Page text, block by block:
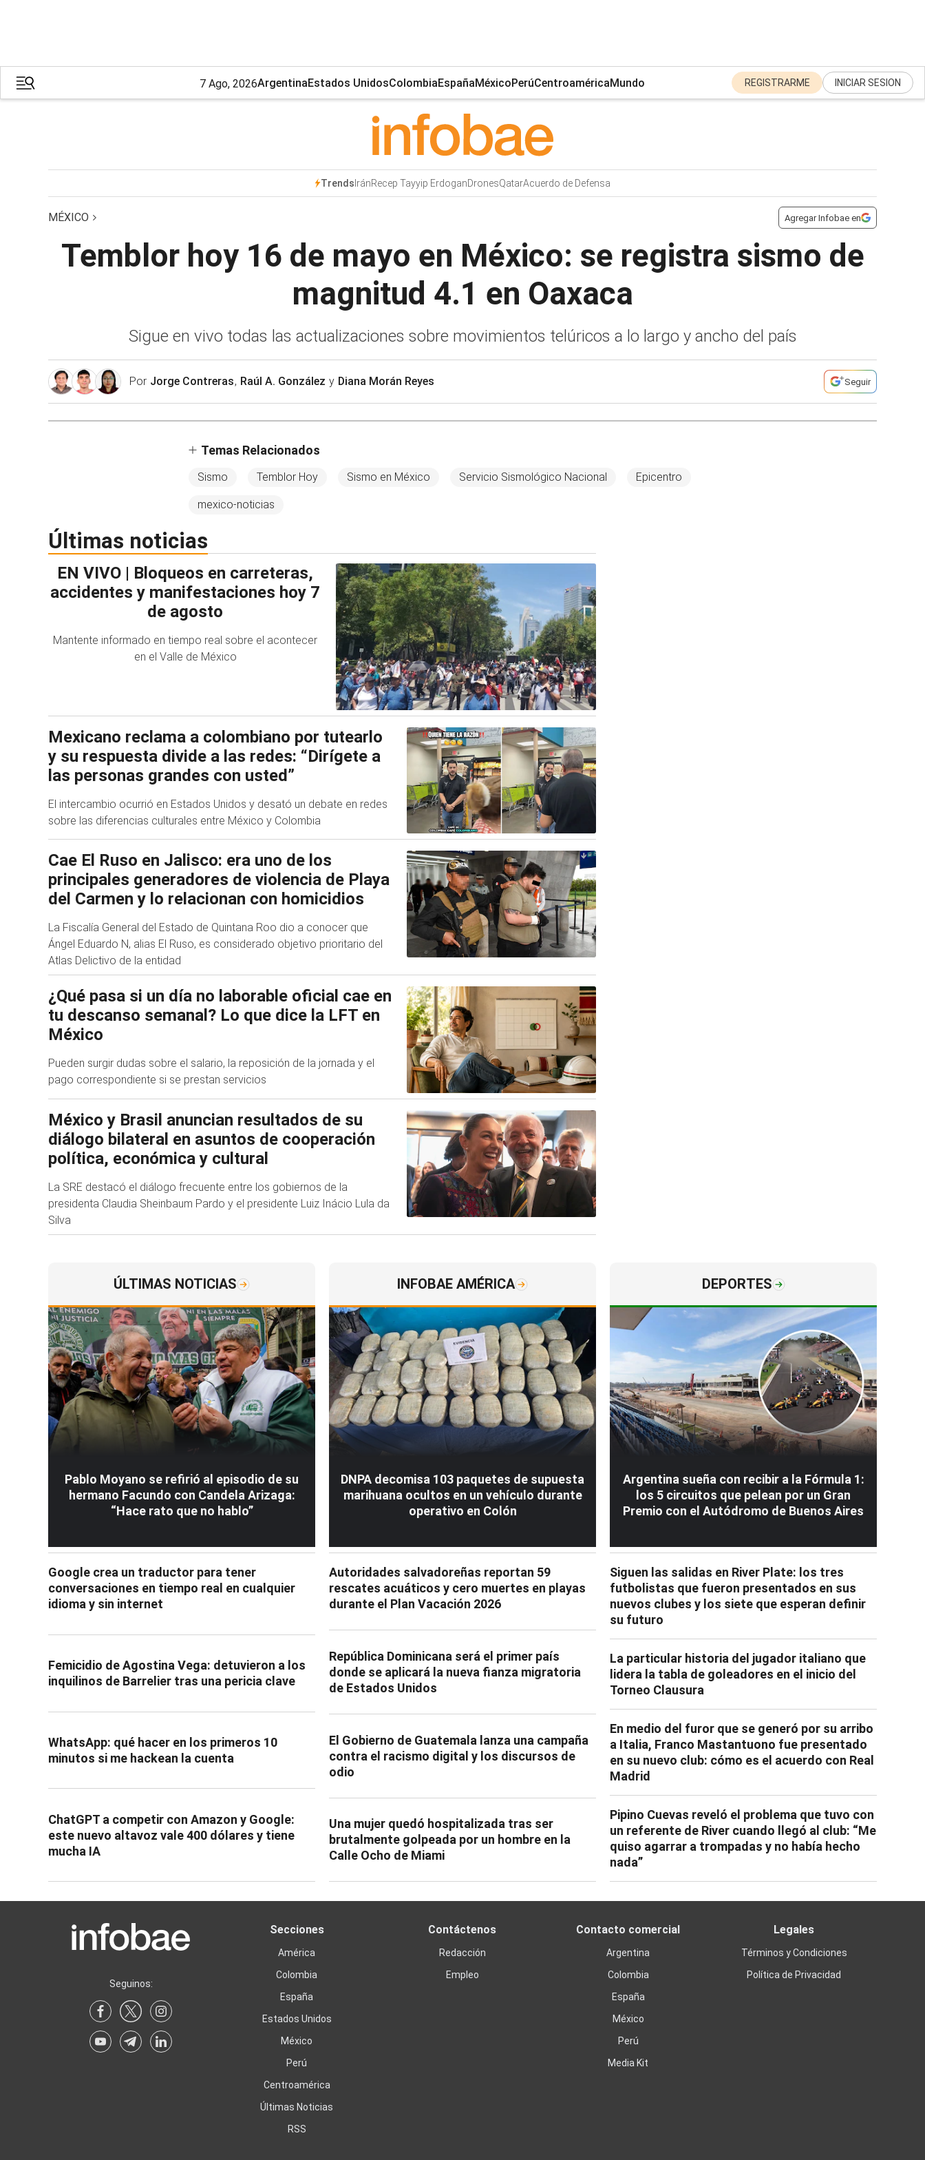
7 Ago, 2026ArgentinaEstados UnidosColombiaEspañaMéxicoPerúCentroaméricaMundo REGISTRARME INICIAR SESION
TrendsIránRecep Tayyip ErdoganDronesQatarAcuerdo de Defensa
MÉXICO Agregar Infobae en
Temblor hoy 16 de mayo en México: se registra sismo de
magnitud 4.1 en Oaxaca
Sigue en vivo todas las actualizaciones sobre movimientos telúricos a lo largo y ancho del país
Por Jorge Contreras, Raúl A. González y Diana Morán Reyes Seguir
Temas Relacionados
Sismo Temblor Hoy Sismo en México Servicio Sismológico Nacional Epicentro
mexico-noticias
Últimas noticias
EN VIVO | Bloqueos en carreteras,
accidentes y manifestaciones hoy 7
de agosto
Mantente informado en tiempo real sobre el acontecer
en el Valle de México
Mexicano reclama a colombiano por tutearlo
y su respuesta divide a las redes: “Dirígete a
las personas grandes con usted”
El intercambio ocurrió en Estados Unidos y desató un debate en redes
sobre las diferencias culturales entre México y Colombia
Cae El Ruso en Jalisco: era uno de los
principales generadores de violencia de Playa
del Carmen y lo relacionan con homicidios
La Fiscalía General del Estado de Quintana Roo dio a conocer que
Ángel Eduardo N, alias El Ruso, es considerado objetivo prioritario del
Atlas Delictivo de la entidad
¿Qué pasa si un día no laborable oficial cae en
tu descanso semanal? Lo que dice la LFT en
México
Pueden surgir dudas sobre el salario, la reposición de la jornada y el
pago correspondiente si se prestan servicios
México y Brasil anuncian resultados de su
diálogo bilateral en asuntos de cooperación
política, económica y cultural
La SRE destacó el diálogo frecuente entre los gobiernos de la
presidenta Claudia Sheinbaum Pardo y el presidente Luiz Inácio Lula da
Silva
ÚLTIMAS NOTICIAS
Pablo Moyano se refirió al episodio de su
hermano Facundo con Candela Arizaga:
“Hace rato que no hablo”
Google crea un traductor para tener
conversaciones en tiempo real en cualquier
idioma y sin internet
Femicidio de Agostina Vega: detuvieron a los
inquilinos de Barrelier tras una pericia clave
WhatsApp: qué hacer en los primeros 10
minutos si me hackean la cuenta
ChatGPT a competir con Amazon y Google:
este nuevo altavoz vale 400 dólares y tiene
mucha IA
INFOBAE AMÉRICA
DNPA decomisa 103 paquetes de supuesta
marihuana ocultos en un vehículo durante
operativo en Colón
Autoridades salvadoreñas reportan 59
rescates acuáticos y cero muertes en playas
durante el Plan Vacación 2026
República Dominicana será el primer país
donde se aplicará la nueva fianza migratoria
de Estados Unidos
El Gobierno de Guatemala lanza una campaña
contra el racismo digital y los discursos de
odio
Una mujer quedó hospitalizada tras ser
brutalmente golpeada por un hombre en la
Calle Ocho de Miami
DEPORTES
Argentina sueña con recibir a la Fórmula 1:
los 5 circuitos que pelean por un Gran
Premio con el Autódromo de Buenos Aires
Siguen las salidas en River Plate: los tres
futbolistas que fueron presentados en sus
nuevos clubes y los siete que esperan definir
su futuro
La particular historia del jugador italiano que
lidera la tabla de goleadores en el inicio del
Torneo Clausura
En medio del furor que se generó por su arribo
a Italia, Franco Mastantuono fue presentado
en su nuevo club: cómo es el acuerdo con Real
Madrid
Pipino Cuevas reveló el problema que tuvo con
un referente de River cuando llegó al club: “Me
quiso agarrar a trompadas y no había hecho
nada”
Seguinos:
Secciones
América
Colombia
España
Estados Unidos
México
Perú
Centroamérica
Últimas Noticias
RSS
Contáctenos
Redacción
Empleo
Contacto comercial
Argentina
Colombia
España
México
Perú
Media Kit
Legales
Términos y Condiciones
Política de Privacidad